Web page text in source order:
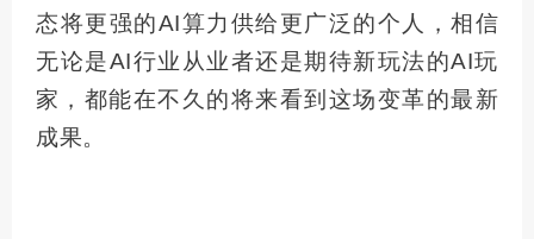
态将更强的AI算力供给更广泛的个人，相信
无论是AI行业从业者还是期待新玩法的AI玩
家，都能在不久的将来看到这场变革的最新
成果。